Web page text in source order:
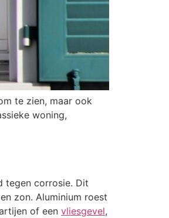
te zien, maar ook
woning,
tegen corrosie. Dit
zon. Aluminium roest
of een vliesgevel,